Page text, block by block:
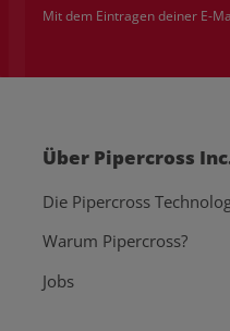
Mit dem Eintragen deiner E-
Über Pipercross
Die Pipercross
Warum Pipercross?
Jobs